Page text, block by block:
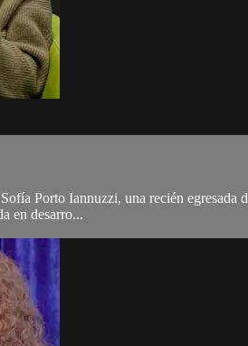
Porto Iannuzzi, una recién
en desarro...